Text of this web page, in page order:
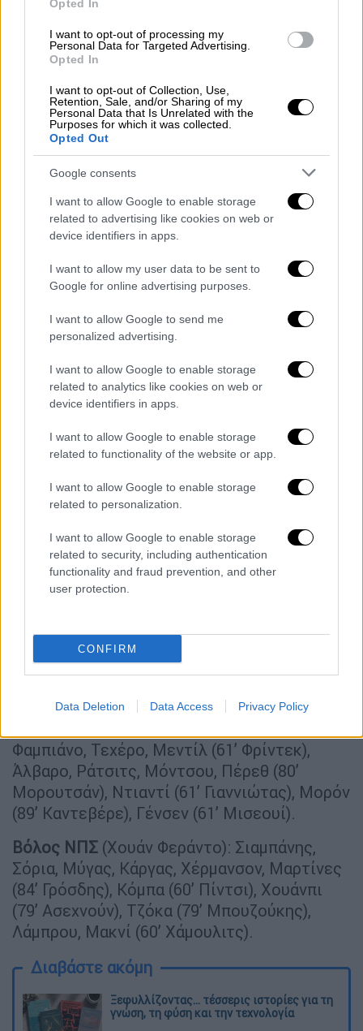
Opted In
I want to opt-out of processing my
Personal Data for Targeted Advertising.
Opted In
I want to opt-out of Collection, Use,
Retention, Sale, and/or Sharing of my
Personal Data that Is Unrelated with the
Purposes for which it was collected.
Opted Out
Google consents
I want to allow Google to enable storage
related to advertising like cookies on web or
device identifiers in apps.
I want to allow my user data to be sent to
Google for online advertising purposes.
I want to allow Google to send me
personalized advertising.
I want to allow Google to enable storage
related to analytics like cookies on web or
device identifiers in apps.
I want to allow Google to enable storage
related to functionality of the website or app.
I want to allow Google to enable storage
related to personalization.
I want to allow Google to enable storage
related to security, including authentication
functionality and fraud prevention, and other
user protection.
CONFIRM
Data Deletion Data Access Privacy Policy
δύο επεμβάσεις του Μάικιτς στις
προσπάθειες των Λάμπρου (37’) και Τζόκα
(39’). Η ομάδα του Χουάν Φεράντο, ειδικά
στο β’ μισό του πρώτου μέρους, ήταν σαφώς
πιο επικίνδυνη.
Οι φιλοξενούμενοι μπήκαν θαρραλέα και στο
ξεκίνημα του δευτέρου ημιχρόνου. Ο
Κροάτης τερματοφύλακας του Άρη
πραγματοποίησε σπουδαία διπλή επέμβαση
στο 57’, αρχικά στο αριστερό πλασέ του
Χουάνπι κι εν συνεχεία στο δεξί σουτ του
επερχόμενου Τζόκα.
Η λύση για τον Άρη ήρθε από τα στημένα.
Έπειτα από κόρνερ του Μόντσου, προτού
βγει η μπάλα άουτ στο πίσω δοκάρι, ο Μορόν
έκανε το γύρισμα και ο Άλβαρο, στο επίσημο
ντεμπούτο του, άνοιξε το σκορ στο 65'.
Προτού κοπάσουν οι πανηγυρισμοί, οι
γηπεδούχοι βρήκαν δεύτερο γκολ, πάλι από
πλασαριστά το κόρνερ για τον Φρίντεκ, ο
Τσέχος σέντραρε και ο αφύλακτος Φαμπιάνο
με το κεφάλι πέτυχε το 2-0 στο 67'. Μέσα σε
δύο λεπτά οι γηπεδούχοι κλείδωσαν το
τρίποντο.
πάλι στο Κλ. Βικελίδης (Σάββατο 30/8, 21:00)
κόντρα στον Παναιτωλικό, ενώ ο Βόλος
φιλοξενεί την ίδια ημέρα (30/8, 19.00) στο
Πανθεσσαλικό τον Ολυμπιακό.
Φαμπιάνο, Τεχέρο, Μεντίλ (61’ Φρίντεκ),
Άλβαρο, Ράτσιτς, Μόντσου, Πέρεθ (80’
Μορουτσάν), Ντιαντί (61’ Γιαννιώτας), Μορόν
(89’ Καντεβέρε), Γένσεν (61’ Μισεουί).
Βόλος ΝΠΣ (Χουάν Φεράντο): Σιαμπάνης,
Σόρια, Μύγας, Κάργας, Χέρμανσον, Μαρτίνες
(84’ Γρόσδης), Κόμπα (60’ Πίντσι), Χουάνπι
(79’ Ασεχνούν), Τζόκα (79’ Μπουζούκης),
Λάμπρου, Μακνί (60’ Χάμουλιτς).
Διαβάστε ακόμη
Ξεφυλλίζοντας... τέσσερις ιστορίες για τη
γνώση, τη φύση και την τεχνολογία